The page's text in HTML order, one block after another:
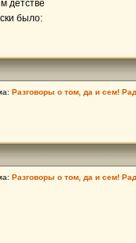
детстве
было:
Разговоры о том, да и сем!
Разговоры о том, да и сем!